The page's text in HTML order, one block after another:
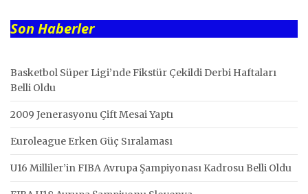
Son Haberler
Basketbol Süper Ligi’nde Fikstür Çekildi Derbi Haftaları
Belli Oldu
2009 Jenerasyonu Çift Mesai Yaptı
Euroleague Erken Güç Sıralaması
U16 Milliler’in FIBA Avrupa Şampiyonası Kadrosu Belli Oldu